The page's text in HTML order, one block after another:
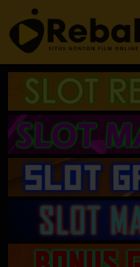
Loncat
ke
konten